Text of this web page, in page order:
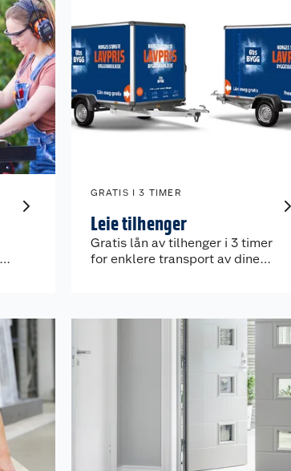
GRATIS I 3 TIMER
Leie tilhenger
Gratis lån av tilhenger i 3 timer
for enklere transport av dine